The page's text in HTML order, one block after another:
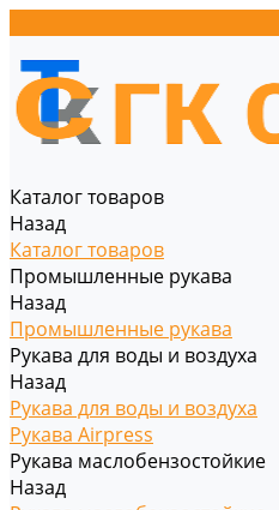
Каталог товаров
Назад
Каталог товаров
Промышленные рукава
Назад
Промышленные рукава
Рукава для воды и воздуха
Назад
Рукава для воды и воздуха
Рукава Airpress
Рукава маслобензостойкие
Назад